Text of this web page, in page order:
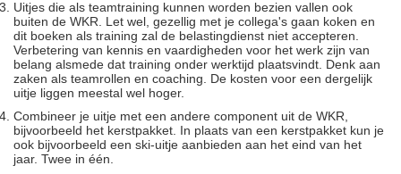
Uitjes die als teamtraining kunnen worden bezien vallen ook
buiten de WKR. Let wel, gezellig met je collega's gaan koken en
dit boeken als training zal de belastingdienst niet accepteren.
Verbetering van kennis en vaardigheden voor het werk zijn van
belang alsmede dat training onder werktijd plaatsvindt. Denk aan
zaken als teamrollen en coaching. De kosten voor een dergelijk
uitje liggen meestal wel hoger.
Combineer je uitje met een andere component uit de WKR,
bijvoorbeeld het kerstpakket. In plaats van een kerstpakket kun je
ook bijvoorbeeld een ski-uitje aanbieden aan het eind van het
jaar. Twee in één.